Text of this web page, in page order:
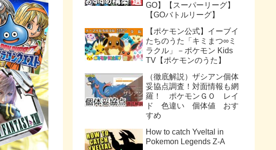
GO】【スーパーリーグ】
【GOバトルリーグ】
【ポケモン公式】イーブイ
たちのうた「キミまつ∞ミ
ラクル」－ポケモン Kids
TV【ポケモンのうた】
（徹底解説）ザシアン個体
妥協点調査！対面情報も網
羅！ ポケモンＧＯ レイ
ド 色違い 個体値 おす
すめ
How to catch Yveltal in
Pokemon Legends Z-A